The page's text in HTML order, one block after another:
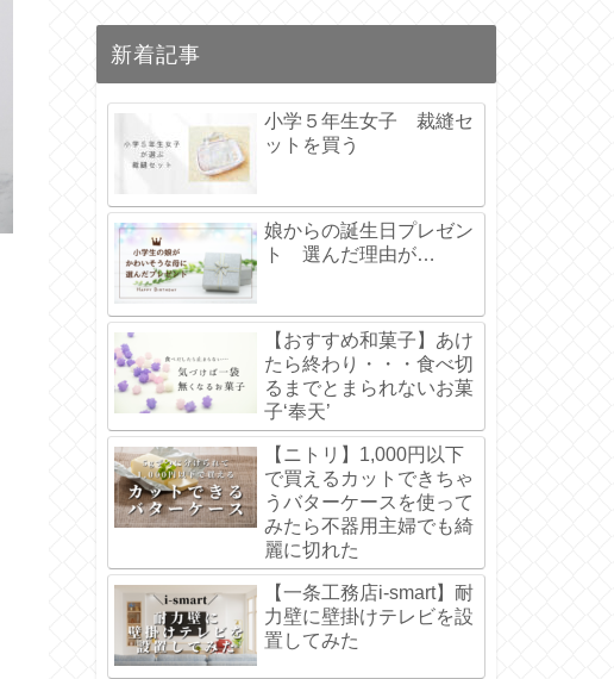
新着記事
小学５年生女子 裁縫セ
ットを買う
娘からの誕生日プレゼン
ト 選んだ理由が…
【おすすめ和菓子】あけ
たら終わり・・・食べ切
るまでとまられないお菓
子‘奉天’
【ニトリ】1,000円以下
で買えるカットできちゃ
うバターケースを使って
みたら不器用主婦でも綺
麗に切れた
【一条工務店i-smart】耐
力壁に壁掛けテレビを設
置してみた